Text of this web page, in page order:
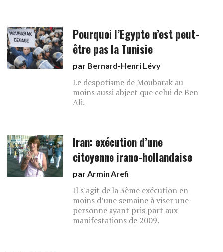
Pourquoi l’Egypte n’est peut-
être pas la Tunisie
par Bernard-Henri Lévy
Le despotisme de Moubarak au
moins aussi abject que celui de Ben
Ali.
Iran: exécution d’une
citoyenne irano-hollandaise
parArmin Arefi
Il s'agit de la 3ème exécution en
moins d’une semaine à viser une
personne ayant pris part aux
manifestations de 2009.